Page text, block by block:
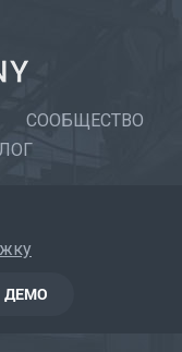
СООБЩЕСТВО
ДЕМО